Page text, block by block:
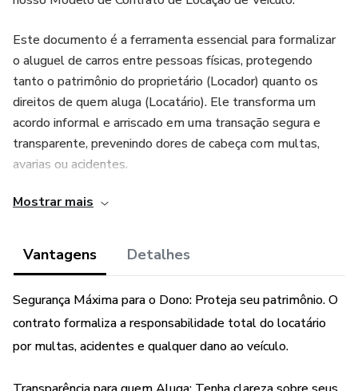
Este documento é a ferramenta essencial para formalizar
o aluguel de carros entre pessoas físicas, protegendo
tanto o patrimônio do proprietário (Locador) quanto os
direitos de quem aluga (Locatário). Ele transforma um
acordo informal e arriscado em uma transação segura e
transparente, prevenindo dores de cabeça com multas,
avarias ou acidentes.
Nosso template, 100% editável e de fácil preenchimento,
Objeto e Vistoria: Descreve detalhadamente o veículo e
conservação na entrega e devolução.
Prazo, Preço e Caução: Define o período exato da locação,
Mostrar mais
Vantagens Detalhes
Segurança Máxima para o Dono: Proteja seu patrimônio. O
contrato formaliza a responsabilidade total do locatário
por multas, acidentes e qualquer dano ao veículo.